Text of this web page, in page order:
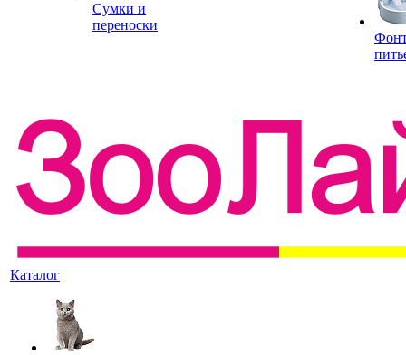
Сумки и
переноски
Каталог